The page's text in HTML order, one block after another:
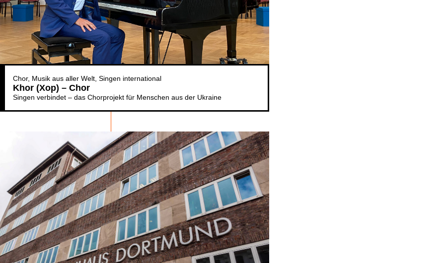
Chor Musik aus aller Welt Singen international
Khor (Xop) – Chor
Singen verbindet – das Chorprojekt für Menschen aus der Ukraine